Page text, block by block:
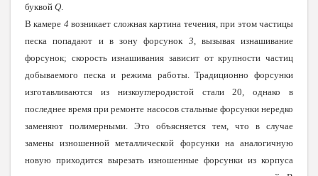
буквой Q.
В камере 4 возникает сложная картина течения, при этом частицы
песка попадают и в зону форсунок 3 , вызывая изнашивание
форсунок; скорость изнашивания зависит от крупности частиц
добываемого песка и режима работы. Традиционно форсунки
изготавливаются из низкоуглеродистой стали 20, однако в
последнее время при ремонте насосов стальные форсунки нередко
заменяют полимерными. Это объясняется тем, что в случае
замены изношенной металлической форсунки на аналогичную
новую приходится вырезать изношенные форсунки из корпуса